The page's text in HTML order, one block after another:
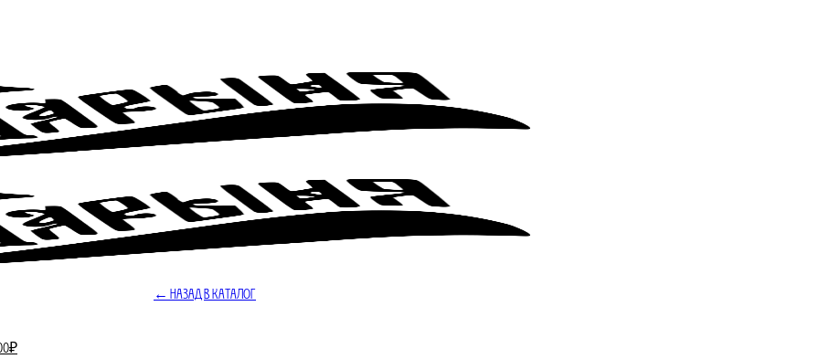
← Назад в Каталог
₽Текущая